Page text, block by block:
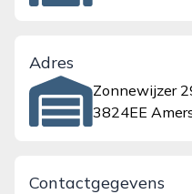
Adres
Zonnewijzer
3824EE
Contactgegevens